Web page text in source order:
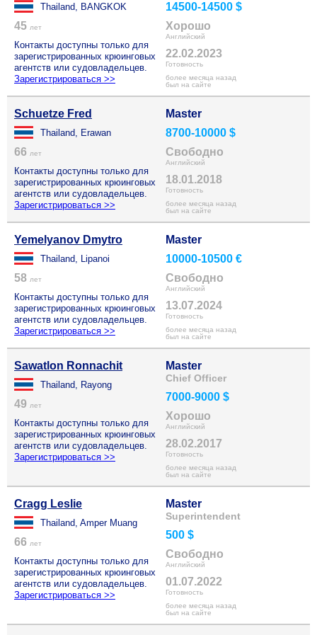
Thailand, BANGKOK
45 лет
Контакты доступны только для
зарегистрированных крюинговых
агентств или судовладельцев.
Зарегистрироваться >>
14500-14500 $
Хорошо
Английский
22.02.2023
Готовность
более месяца назад
был на сайте
Schuetze Fred
Thailand, Erawan
66 лет
Контакты доступны только для
зарегистрированных крюинговых
агентств или судовладельцев.
Зарегистрироваться >>
Master
8700-10000 $
Свободно
Английский
18.01.2018
Готовность
более месяца назад
был на сайте
Yemelyanov Dmytro
Thailand, Lipanoi
58 лет
Контакты доступны только для
зарегистрированных крюинговых
агентств или судовладельцев.
Зарегистрироваться >>
Master
10000-10500 €
Свободно
Английский
13.07.2024
Готовность
более месяца назад
был на сайте
Sawatlon Ronnachit
Thailand, Rayong
49 лет
Контакты доступны только для
зарегистрированных крюинговых
агентств или судовладельцев.
Зарегистрироваться >>
Master
Chief Officer
7000-9000 $
Хорошо
Английский
28.02.2017
Готовность
более месяца назад
был на сайте
Cragg Leslie
Thailand, Amper Muang
66 лет
Контакты доступны только для
зарегистрированных крюинговых
агентств или судовладельцев.
Зарегистрироваться >>
Master
Superintendent
500 $
Свободно
Английский
01.07.2022
Готовность
более месяца назад
был на сайте